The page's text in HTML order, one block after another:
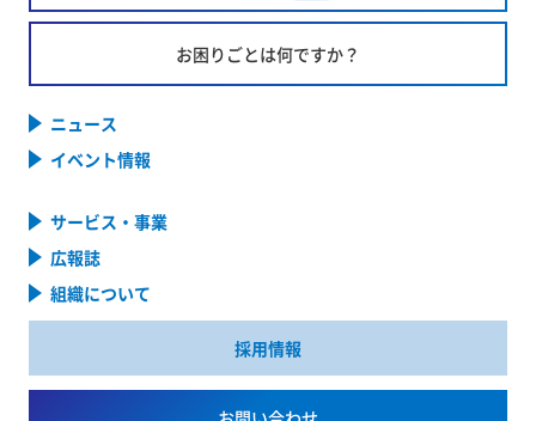
お困りごとは何ですか？
ニュース
イベント情報
サービス・事業
広報誌
組織について
採用情報